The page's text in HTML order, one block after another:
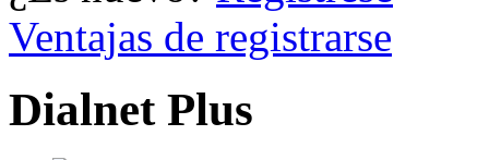
Ventajas de registrarse
Dialnet Plus